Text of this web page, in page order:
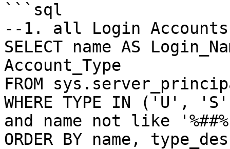
```sql
--1. all Login
SELECT name AS
Account_Type
FROM
WHERE TYPE IN ('U',
and name not like
ORDER BY name,